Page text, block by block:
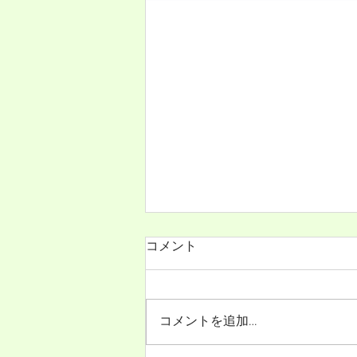
ニューズレター第99号（2026
月25日）が発行されました。
コメント
コメントを追加…